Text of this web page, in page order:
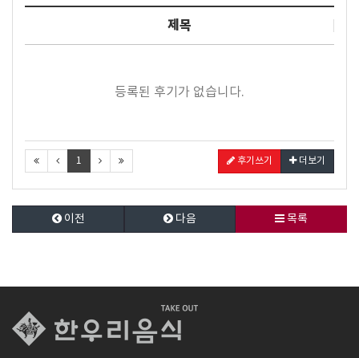
제목
등록된 후기가 없습니다.
1 후기쓰기 더보기
이전 다음 목록